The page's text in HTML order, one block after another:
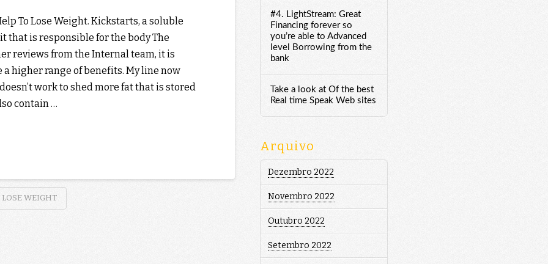
To Lose Weight. Kickstarts, a soluble
that is responsible for the body The
reviews from the Internal team, it is
higher range of benefits. My line now
work to shed more fat that is stored
contain …
LOSE WEIGHT
#4. LightStream: Great
Financing forever so
you’re able to Advanced
level Borrowing from the
bank
Take a look at Of the best
Real time Speak Web sites
Arquivo
Dezembro 2022
Novembro 2022
Outubro 2022
Setembro 2022